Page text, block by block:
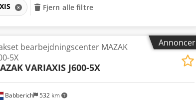
Fjern alle filtre
Annoncer
Babberich 532 km
bearbejdningscenter MAZAK
5X
VARIAXIS J600-5X